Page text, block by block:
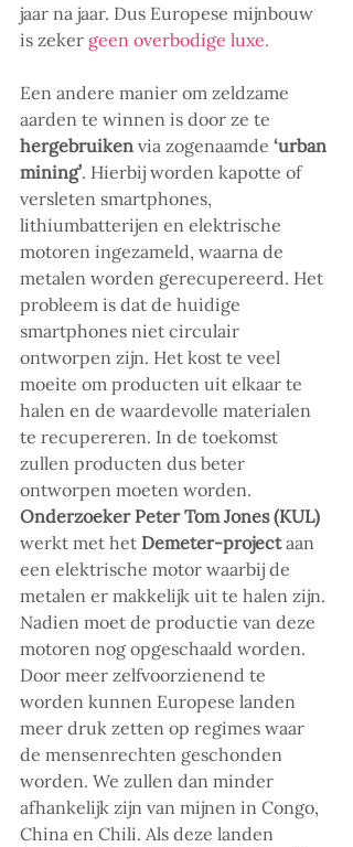
jaar na jaar. Dus Europese mijnbouw
is zeker geen overbodige luxe.
Een andere manier om zeldzame
aarden te winnen is door ze te
hergebruiken via zogenaamde ‘urban
mining’. Hierbij worden kapotte of
versleten smartphones,
lithiumbatterijen en elektrische
motoren ingezameld, waarna de
metalen worden gerecupereerd. Het
probleem is dat de huidige
smartphones niet circulair
ontworpen zijn. Het kost te veel
moeite om producten uit elkaar te
halen en de waardevolle materialen
te recupereren. In de toekomst
zullen producten dus beter
ontworpen moeten worden.
Onderzoeker Peter Tom Jones (KUL)
werkt met het Demeter-project aan
een elektrische motor waarbij de
metalen er makkelijk uit te halen zijn.
Nadien moet de productie van deze
motoren nog opgeschaald worden.
Door meer zelfvoorzienend te
worden kunnen Europese landen
meer druk zetten op regimes waar
de mensenrechten geschonden
worden. We zullen dan minder
afhankelijk zijn van mijnen in Congo,
China en Chili. Als deze landen